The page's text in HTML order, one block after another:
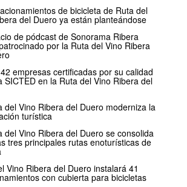
de bicicleta de Ruta del
del Duero ya están planteándose
de pódcast de Sonorama Ribera
por la Ruta del Vino Ribera
empresas certificadas por su calidad
SICTED en la Ruta del Vino Ribera del
del Vino Ribera del Duero moderniza la
turística
del Vino Ribera del Duero se consolida
tres principales rutas enoturísticas de
Vino Ribera del Duero instalará 41
con cubierta para bicicletas